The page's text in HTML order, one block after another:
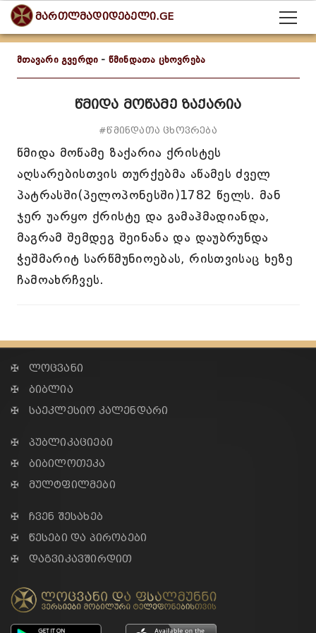
მართლმადიდებელი.GE
მთავარი გვერდი - წმინდათა ცხოვრება
წმიდა მოწამე ზაქარია
#წმინდათა ცხოვრება
წმიდა მოწამე ზაქარია ქრისტეს
აღსარებისთვის თურქებმა აწამეს ძველ
პატრასში(პელოპონესში)1782 წელს. მან
ჯერ უარყო ქრისტე და გამაჰმადიანდა,
მაგრამ შემდეგ შეინანა და დაუბრუნდა
ჭეშმარიტ სარწმუნიოებას, რისთვისაც ხეზე
ჩამოახრჩვეს.
✠ ლოცვანი
✠ ბიბლია
✠ საეკლესიო კალენდარი
✠ პუბლიკაციები
✠ ბიბილოთეკა
✠ მულტფილმები
✠ ჩვენ შესახებ
✠ წესები და პირობები
✠ დაგვიკავშირდით